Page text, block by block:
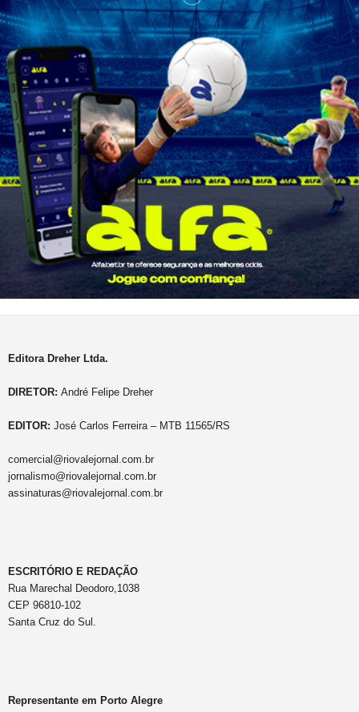
Editora Dreher Ltda.
DIRETOR: André Felipe Dreher
EDITOR: José Carlos Ferreira – MTB 11565/RS
comercial@riovalejornal.com.br
jornalismo@riovalejornal.com.br
assinaturas@riovalejornal.com.br
ESCRITÓRIO E REDAÇÃO
Rua Marechal Deodoro,1038
CEP 96810-102
Santa Cruz do Sul.
Representante em Porto Alegre